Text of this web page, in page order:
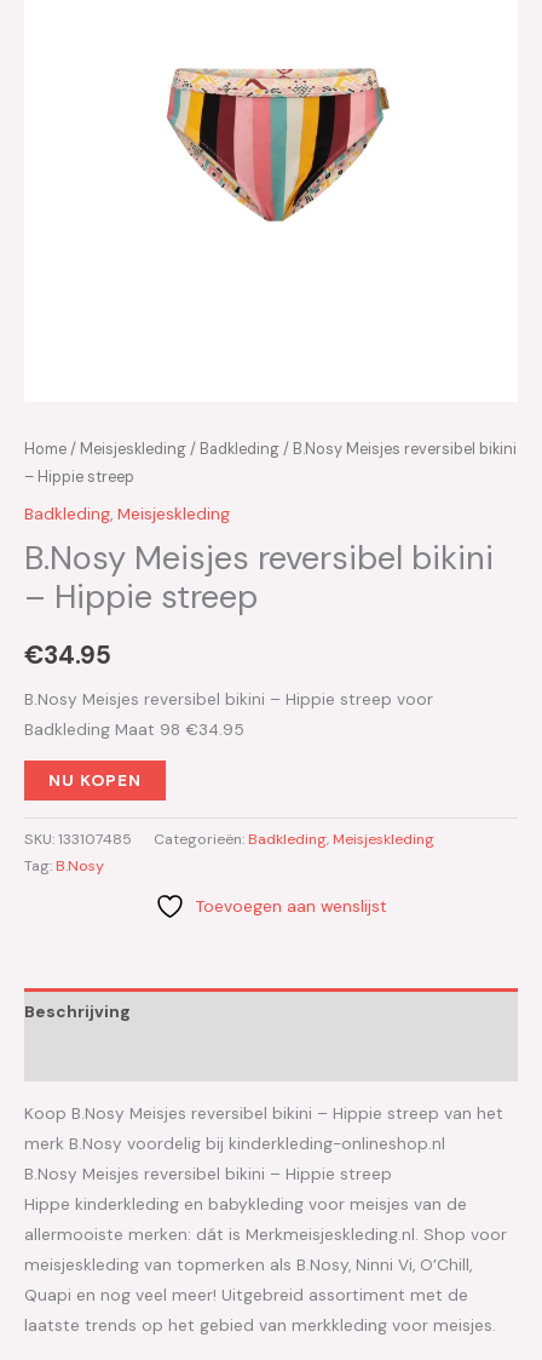
Home/ Meisjeskleding/ Badkleding/ B.Nosy Meisjes reversibel bikini
– Hippie streep
Badkleding, Meisjeskleding
B.Nosy Meisjes reversibel bikini
– Hippie streep
€34.95
B.Nosy Meisjes reversibel bikini – Hippie streep voor
Badkleding Maat 98 €34.95
NU KOPEN
SKU:133107485 Categorieën: Badkleding, Meisjeskleding
Tag: B.Nosy
Toevoegen aan wenslijst
Beschrijving
Koop B.Nosy Meisjes reversibel bikini – Hippie streep van het
merk B.Nosy voordelig bij kinderkleding-onlineshop.nl
B.Nosy Meisjes reversibel bikini – Hippie streep
Hippe kinderkleding en babykleding voor meisjes van de
allermooiste merken: dát is Merkmeisjeskleding.nl. Shop voor
meisjeskleding van topmerken als B.Nosy, Ninni Vi, O’Chill,
Quapi en nog veel meer! Uitgebreid assortiment met de
laatste trends op het gebied van merkkleding voor meisjes.